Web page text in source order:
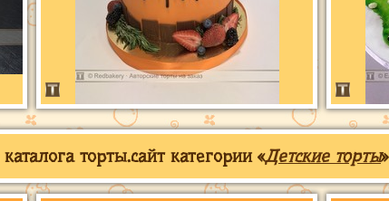
торты.сайт категории «Детские торты»